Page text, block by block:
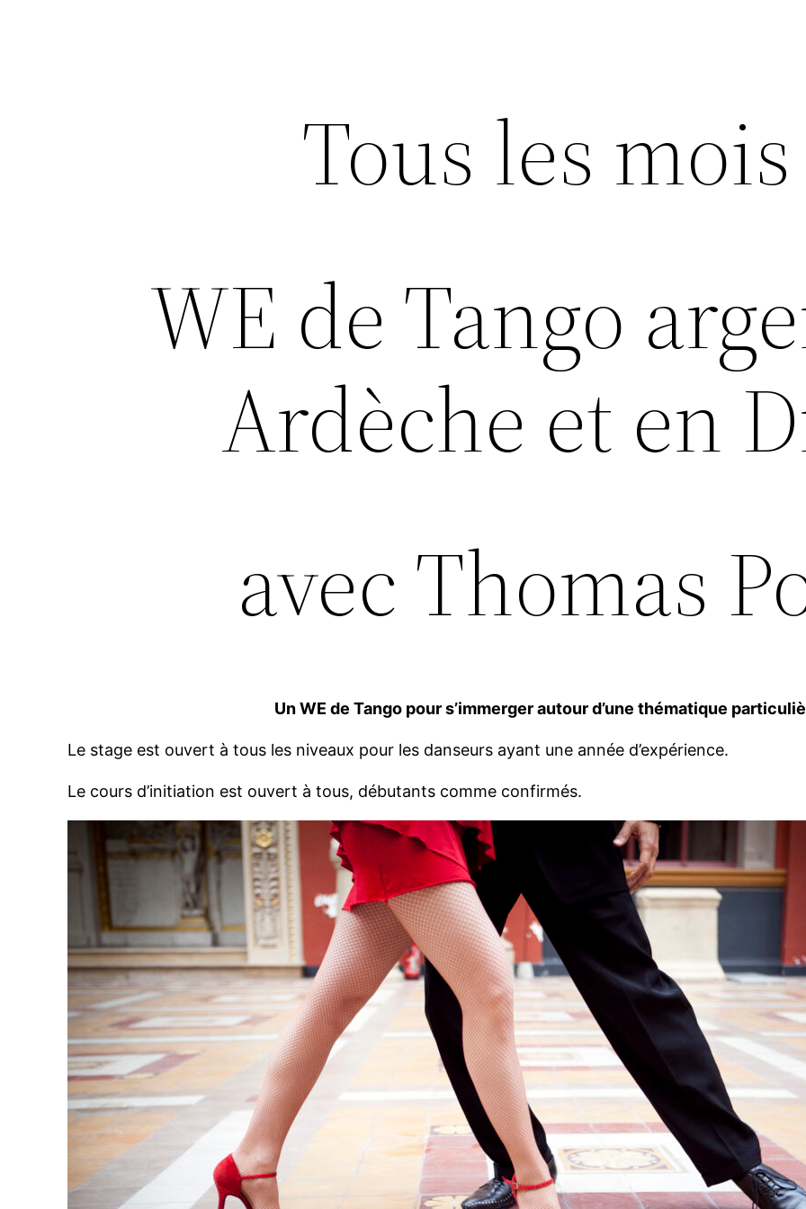
Tous les
WE de Tango
Ardèche et en
avec Thomas
Un WE de Tango pour s’immerger autour d’une thématique
Le stage est ouvert à tous les niveaux pour les danseurs ayant une année d’expérience.
Le cours d’initiation est ouvert à tous, débutants comme confirmés.